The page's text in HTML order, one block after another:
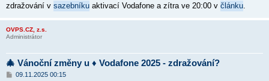
zdražování v sazebníku aktivací Vodafone a zítra ve 20:00 v článku
OVPS.CZ, z.s.
Administrátor
🎄 Vánoční změny u ♦️ Vodafone 2025 - zdražování?
P09.11.2025 00:15